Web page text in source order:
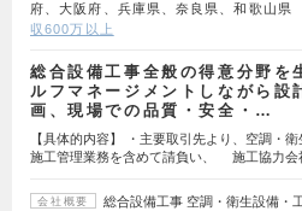
府、大阪府、兵庫県、奈良県、和歌山県
収600万以上
総合設備工事全般の得意分野を
ルフマネージメントしながら設
画、現場での品質・安全・…
【具体的内容】 ・主要取引先より、空調・
施工管理業務を含めて請負い、 施工協力会
会社概要
総合設備工事 空調・衛生設備・